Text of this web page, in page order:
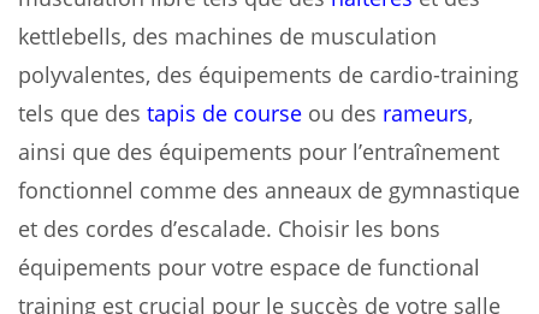
kettlebells, des machines de musculation
polyvalentes, des équipements de cardio-training
tels que des tapis de course ou des rameurs,
ainsi que des équipements pour l’entraînement
fonctionnel comme des anneaux de gymnastique
et des cordes d’escalade. Choisir les bons
équipements pour votre espace de functional
training est crucial pour le succès de votre salle